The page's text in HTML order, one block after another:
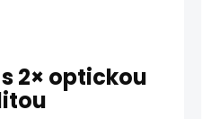
2× optickou